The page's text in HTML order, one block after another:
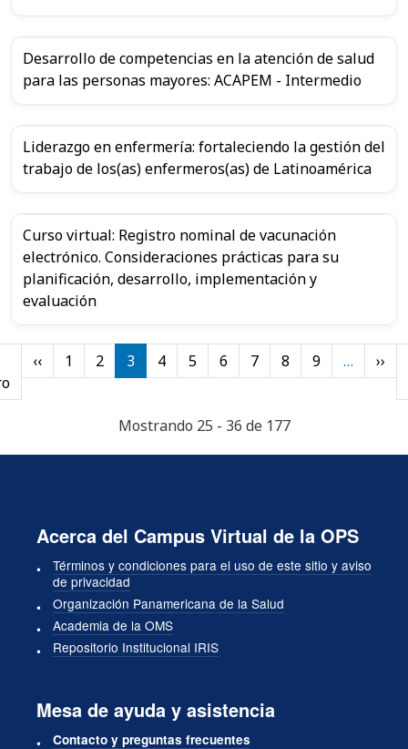
Desarrollo de competencias en la atención de salud
para las personas mayores: ACAPEM - Intermedio
Liderazgo en enfermería: fortaleciendo la gestión del
trabajo de los(as) enfermeros(as) de Latinoamérica
Curso virtual: Registro nominal de vacunación
electrónico. Consideraciones prácticas para su
planificación, desarrollo, implementación y
evaluación
Paginación
Primera página
‹‹Página anterior
1 2 3 4 5 6 7 8 9 … ››
Mostrando 25 - 36 de 177
Acerca del Campus Virtual de la OPS
Términos y condiciones para el uso de este sitio y aviso
de privacidad
Organización Panamericana de la Salud
Academia de la OMS
Repositorio Institucional IRIS
Mesa de ayuda y asistencia
Contacto y preguntas frecuentes